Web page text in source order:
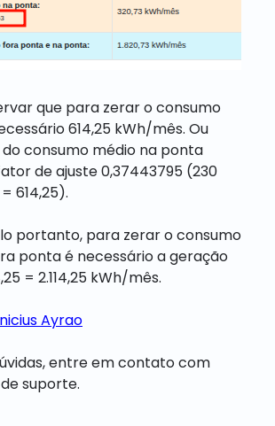
que para zerar o consumo
614,25 kWh/mês. Ou
do consumo médio na ponta
de ajuste 0,37443795 (230
614,25).
portanto, para zerar o consumo
ponta é necessário a geração
= 2.114,25 kWh/mês.
Ayrao
entre em contato com
suporte.